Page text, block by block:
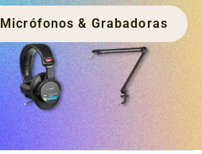
Micrófonos & Grabadoras